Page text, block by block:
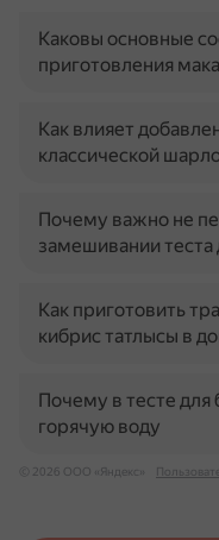
Каковы основные
приготовления
Как влияет
классической
Почему важно не
замешивании теста
Как приготовить
кибрис татлысы в
Почему в тесте для
горячую воду
© 2026 ООО «Яндекс»